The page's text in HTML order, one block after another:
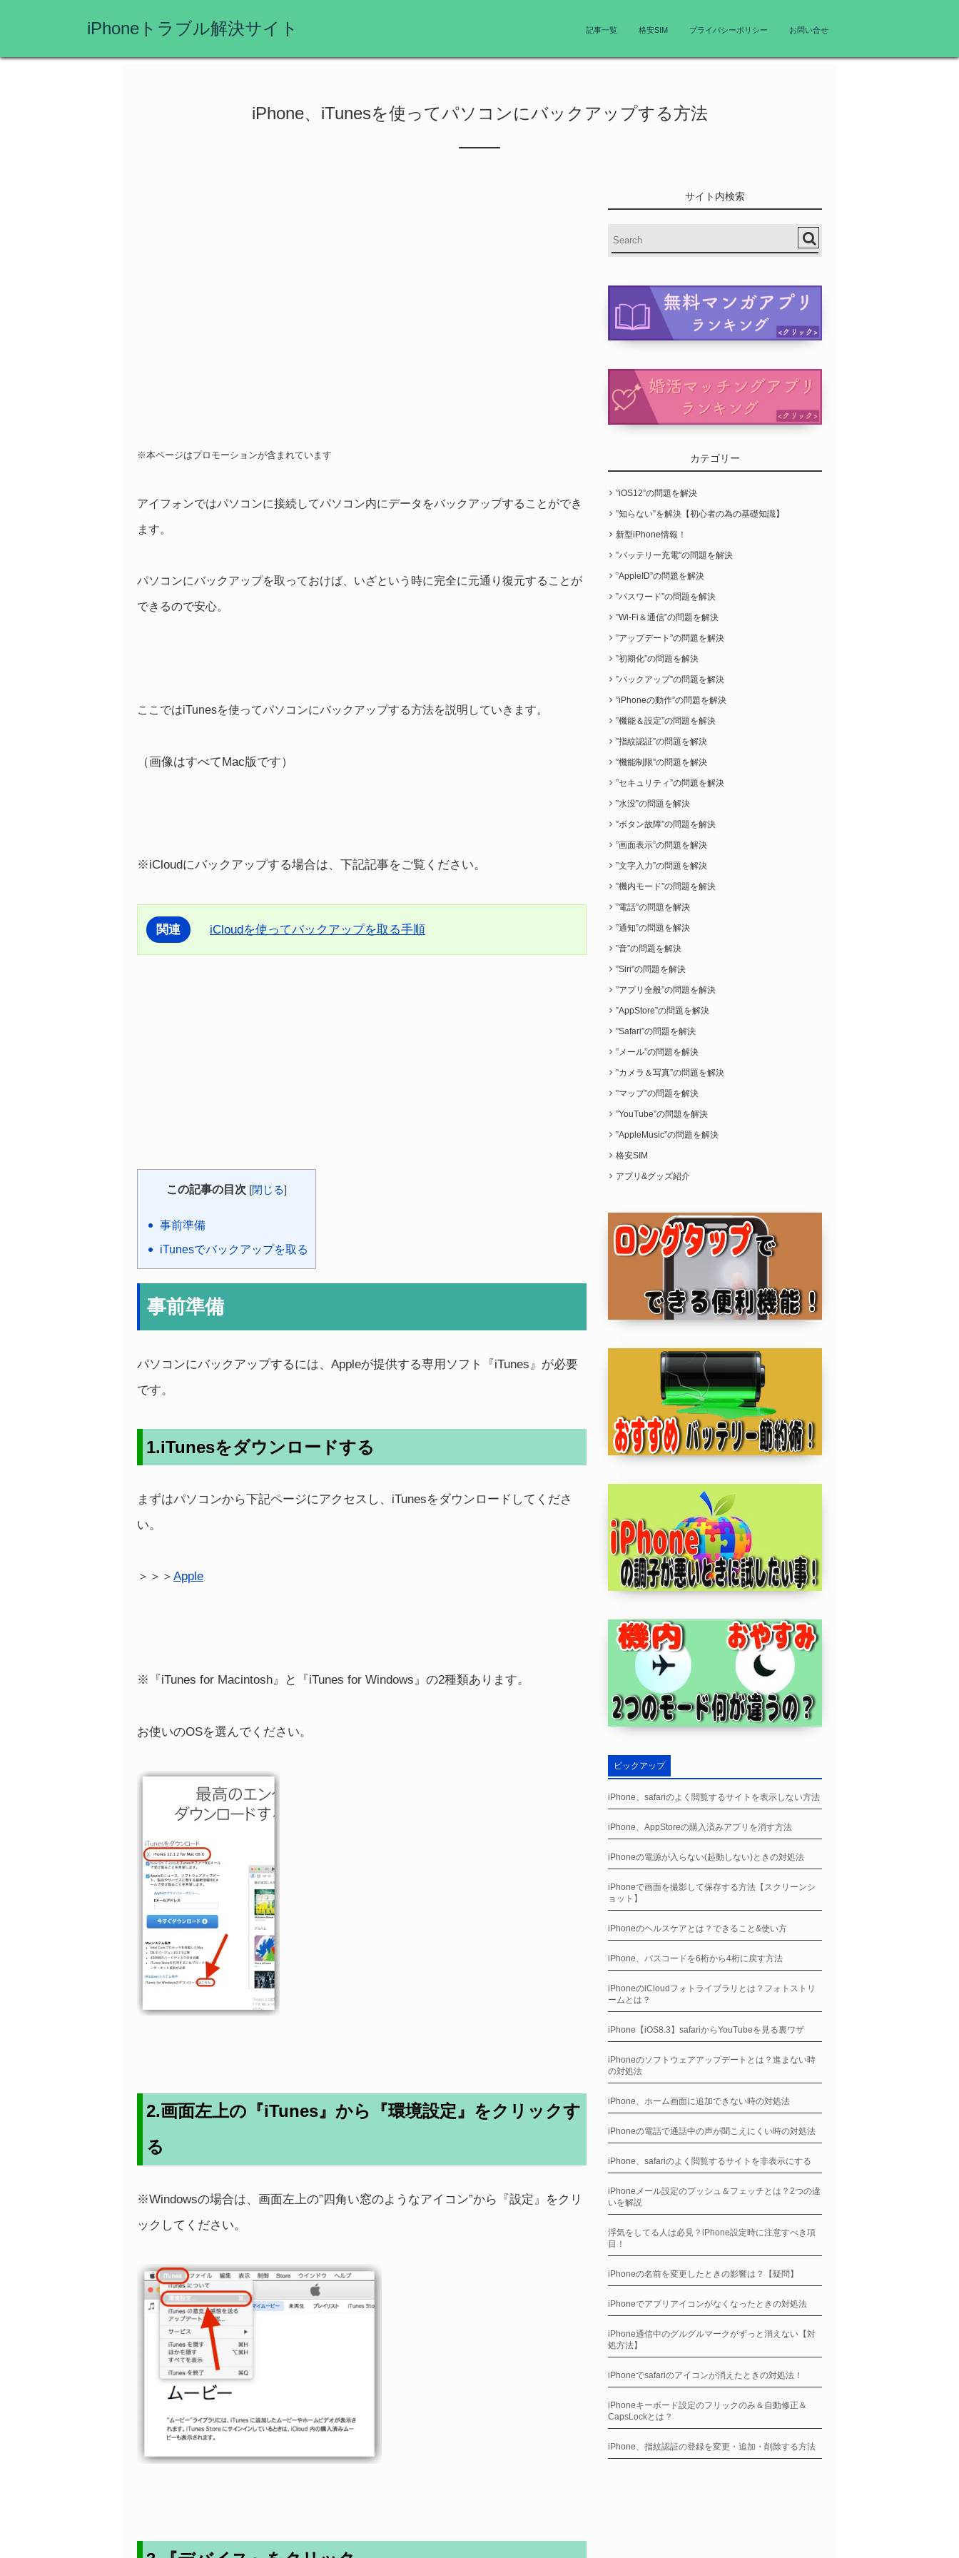
iPhoneトラブル解決サイト 記事一覧 格安SIM プライバシーポリシー お問い合せ
iPhone、iTunesを使ってパソコンにバックアップする方法
※本ページはプロモーションが含まれています
アイフォンではパソコンに接続してパソコン内にデータをバックアップすることができ
ます。
パソコンにバックアップを取っておけば、いざという時に完全に元通り復元することが
できるので安心。
ここではiTunesを使ってパソコンにバックアップする方法を説明していきます。
（画像はすべてMac版です）
※iCloudにバックアップする場合は、下記記事をご覧ください。
関連 iCloudを使ってバックアップを取る手順
この記事の目次 [閉じる]
事前準備
iTunesでバックアップを取る
事前準備
パソコンにバックアップするには、Appleが提供する専用ソフト『iTunes』が必要
です。
1.iTunesをダウンロードする
まずはパソコンから下記ページにアクセスし、iTunesをダウンロードしてくださ
い。
＞＞＞ Apple
※『iTunes for Macintosh』と『iTunes for Windows』の2種類あります。
お使いのOSを選んでください。
2.画面左上の『iTunes』から『環境設定』をクリックす
る
※Windowsの場合は、画面左上の”四角い窓のようなアイコン”から『設定』をクリ
ックしてください。
サイト内検索
カテゴリー
”iOS12”の問題を解決
”知らない”を解決【初心者の為の基礎知識】
新型iPhone情報！
”バッテリー充電”の問題を解決
”AppleID”の問題を解決
”パスワード”の問題を解決
”Wi-Fi＆通信”の問題を解決
”アップデート”の問題を解決
”初期化”の問題を解決
”バックアップ”の問題を解決
”iPhoneの動作”の問題を解決
”機能＆設定”の問題を解決
”指紋認証”の問題を解決
”機能制限”の問題を解決
”セキュリティ”の問題を解決
”水没”の問題を解決
”ボタン故障”の問題を解決
”画面表示”の問題を解決
”文字入力”の問題を解決
”機内モード”の問題を解決
”電話”の問題を解決
”通知”の問題を解決
”音”の問題を解決
”Siri”の問題を解決
”アプリ全般”の問題を解決
”AppStore”の問題を解決
”Safari”の問題を解決
”メール”の問題を解決
”カメラ＆写真”の問題を解決
”マップ”の問題を解決
”YouTube”の問題を解決
”AppleMusic”の問題を解決
格安SIM
アプリ&グッズ紹介
ピックアップ
iPhone、safariのよく閲覧するサイトを表示しない方法
iPhone、AppStoreの購入済みアプリを消す方法
iPhoneの電源が入らない(起動しない)ときの対処法
iPhoneで画面を撮影して保存する方法【スクリーンシ
ョット】
iPhoneのヘルスケアとは？できること&使い方
iPhone、パスコードを6桁から4桁に戻す方法
iPhoneのiCloudフォトライブラリとは？フォトストリ
ームとは？
iPhone【iOS8.3】safariからYouTubeを見る裏ワザ
iPhoneのソフトウェアアップデートとは？進まない時
の対処法
iPhone、ホーム画面に追加できない時の対処法
iPhoneの電話で通話中の声が聞こえにくい時の対処法
iPhone、safariのよく閲覧するサイトを非表示にする
iPhoneメール設定のプッシュ＆フェッチとは？2つの違
いを解説
浮気をしてる人は必見？iPhone設定時に注意すべき項
目！
iPhoneの名前を変更したときの影響は？【疑問】
iPhoneでアプリアイコンがなくなったときの対処法
iPhone通信中のグルグルマークがずっと消えない【対
処方法】
iPhoneでsafariのアイコンが消えたときの対処法！
iPhoneキーボード設定のフリックのみ＆自動修正＆
CapsLockとは？
iPhone、指紋認証の登録を変更・追加・削除する方法